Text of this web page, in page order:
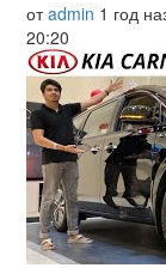
отadmin 1 год
20:20